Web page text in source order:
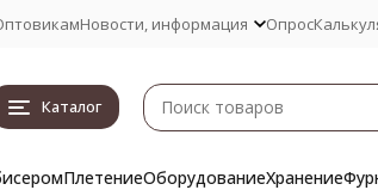
Новости, информация Опрос
Каталог
ПлетениеОборудованиеХранение